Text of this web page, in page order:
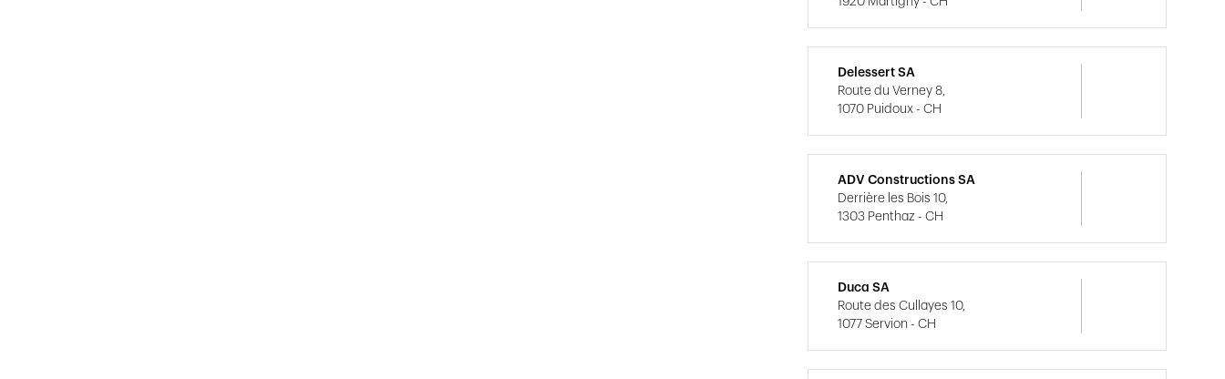
Delessert SA
Route du Verney 8,
1070 Puidoux - CH
ADV Constructions SA
Derrière les Bois 10,
1303 Penthaz - CH
Duca SA
Route des Cullayes 10,
1077 Servion - CH